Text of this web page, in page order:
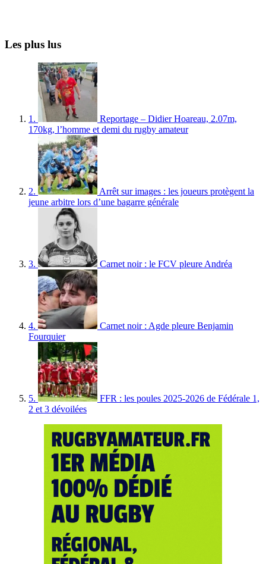
Les plus lus
1.
Reportage – Didier Hoareau, 2.07m,
170kg, l’homme et demi du rugby amateur
2.
Arrêt sur images : les joueurs protègent la
jeune arbitre lors d’une bagarre générale
3. Carnet noir : le FCV pleure Andréa
4.
Carnet noir : Agde pleure Benjamin
Fourquier
5.
FFR : les poules 2025-2026 de Fédérale 1,
2 et 3 dévoilées